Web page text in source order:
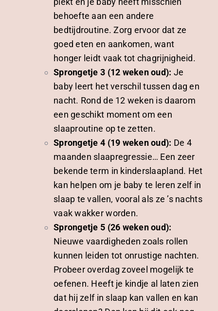
behoefte aan een andere
bedtijdroutine. Zorg ervoor dat ze
goed eten en aankomen, want
honger leidt vaak tot chagrijnigheid.
Sprongetje 3 (12 weken oud): Je
baby leert het verschil tussen dag en
nacht. Rond de 12 weken is daarom
een geschikt moment om een
slaaproutine op te zetten.
Sprongetje 4 (19 weken oud): De 4
maanden slaapregressie… Een zeer
bekende term in kinderslaapland. Het
kan helpen om je baby te leren zelf in
slaap te vallen, vooral als ze ’s nachts
vaak wakker worden.
Sprongetje 5 (26 weken oud):
Nieuwe vaardigheden zoals rollen
kunnen leiden tot onrustige nachten.
Probeer overdag zoveel mogelijk te
oefenen. Heeft je kindje al laten zien
dat hij zelf in slaap kan vallen en kan